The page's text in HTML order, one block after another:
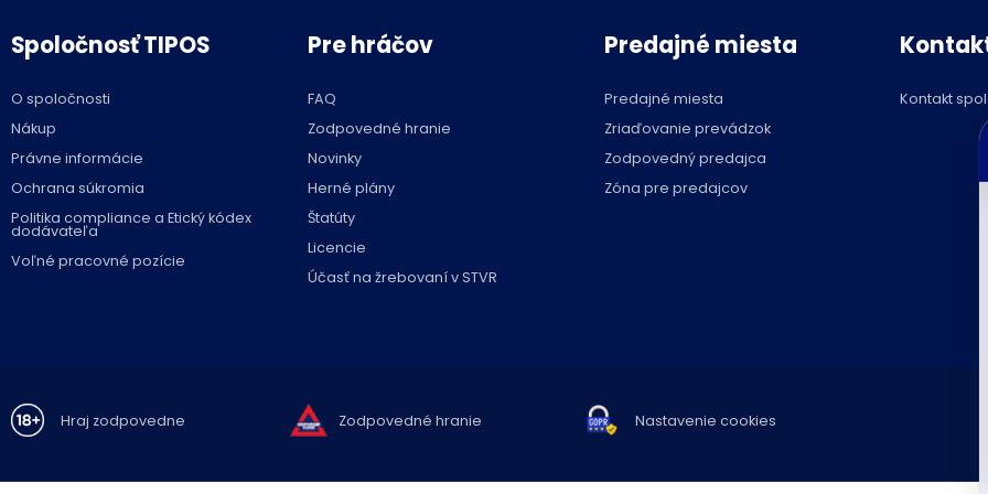
Spoločnosť TIPOS
O spoločnosti
Nákup
Právne informácie
Ochrana súkromia
Politika compliance a Etický kódex
dodávateľa
Voľné pracovné pozície
Pre hráčov
FAQ
Zodpovedné hranie
Novinky
Herné plány
Štatúty
Licencie
Účasť na žrebovaní v STVR
Predajné miesta
Predajné miesta
Zriaďovanie prevádzok
Zodpovedný predajca
Zóna pre predajcov
Kontakt
Hraj zodpovedne Zodpovedné hranie Nastavenie cookies